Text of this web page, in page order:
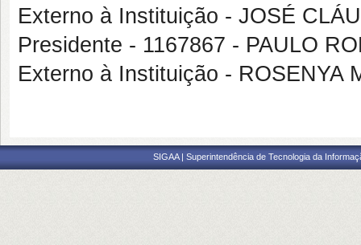
Externo à Instituição - JOSÉ
Presidente - 1167867 - PAULO
Externo à Instituição - ROSENYA
SIGAA | Superintendência de Tecnologia da